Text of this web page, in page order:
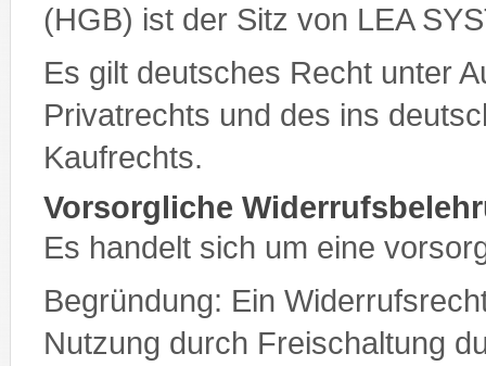
(HGB) ist der Sitz von LEA
Es gilt deutsches Recht unter
Privatrechts und des ins
Kaufrechts.
Vorsorgliche
Es handelt sich um eine
Begründung: Ein
Nutzung durch Freischaltung